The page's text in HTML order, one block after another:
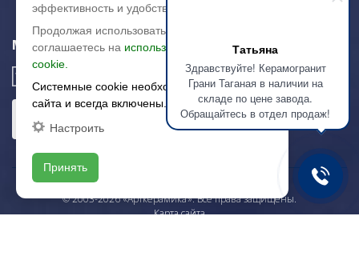
Татьяна
Здравствуйте! Керамогранит
Грани Таганая в наличии на
складе по цене завода.
Обращайтесь в отдел продаж!
Мы в соц. сетях
© 2003-2026 «Арткерамика». Все права защищены.
Карта сайта
эффективность и удобство.
Продолжая использовать сайт, вы
соглашаетесь на использование файлов
cookie.
Системные cookie необходимы для работы
сайта и всегда включены.
Настроить
Принять